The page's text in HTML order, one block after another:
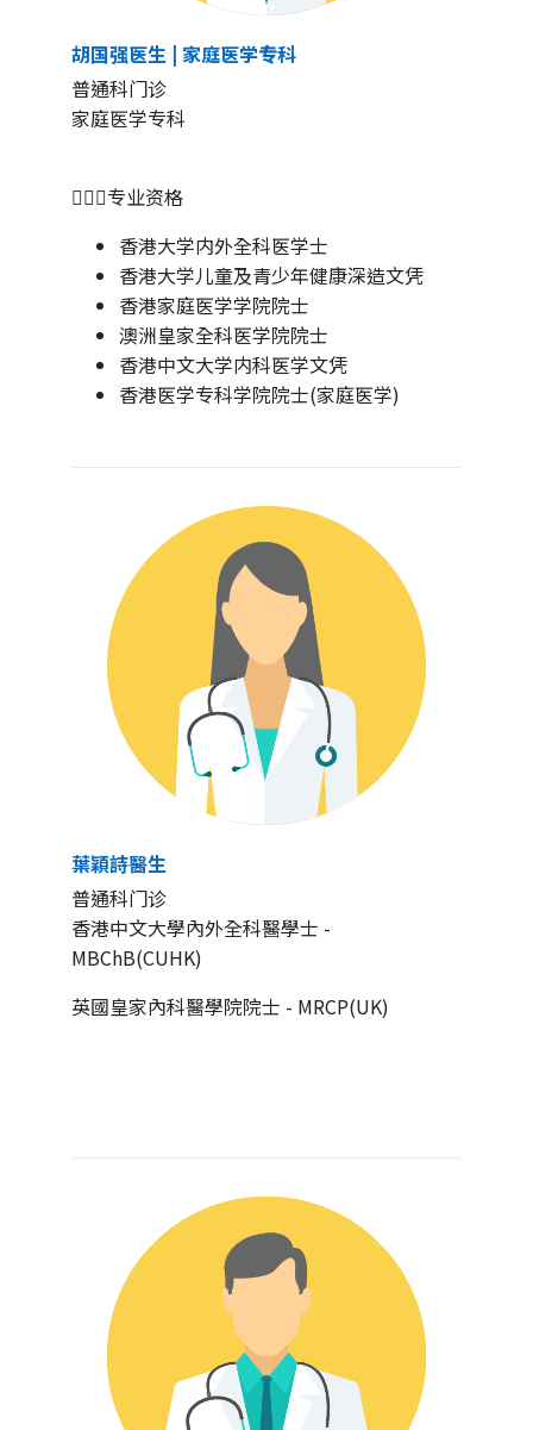
胡国强医生 | 家庭医学专科
普通科门诊
家庭医学专科
👨🏻‍⚕专业资格
香港大学内外全科医学士
香港大学儿童及青少年健康深造文凭
香港家庭医学学院院士
澳洲皇家全科医学院院士
香港中文大学内科医学文凭
香港医学专科学院院士(家庭医学)
葉穎詩醫生
普通科门诊
香港中文大學內外全科醫學士 -
MBChB(CUHK)
英國皇家內科醫學院院士 - MRCP(UK)